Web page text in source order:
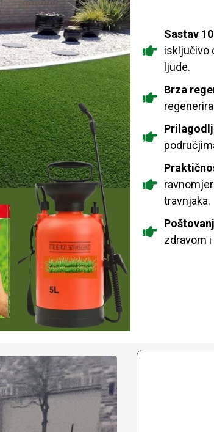
Sastav
isključivo
ljude.
Brza
travnjaka.
zdravom